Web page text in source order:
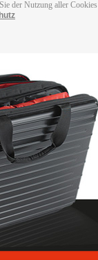
der Nutzung aller